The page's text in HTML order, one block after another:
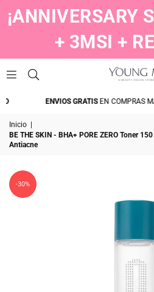
¡ANNIVERSARY
+ 3MSI +
COMPRA AHORA Y PAGA DESPUES
Inicio
BE THE SKIN - BHA+ PORE ZERO Toner
Antiacne
-30%